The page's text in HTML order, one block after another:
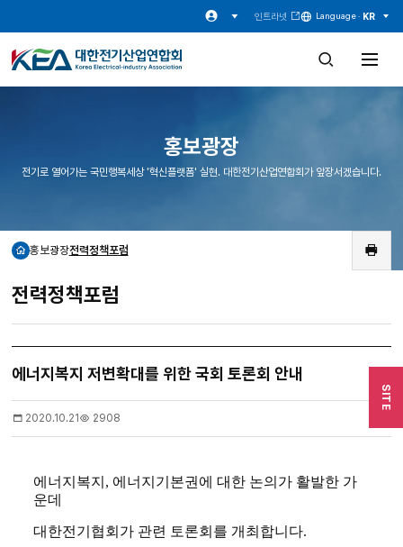
SITE
인트라넷 Language · KR
검
전
홍보광장
전기로 열어가는 국민행복세상 '혁신플랫폼' 실현. 대한전기산업연합회가 앞장서겠습니다.
홈홍보광장전력정책포럼
인
쇄
전력정책포럼
에너지복지 저변확대를 위한 국회 토론회 안내
2020.10.21 2908
에너지복지, 에너지기본권에 대한 논의가 활발한 가
운데
대한전기협회가 관련 토론회를 개최합니다.